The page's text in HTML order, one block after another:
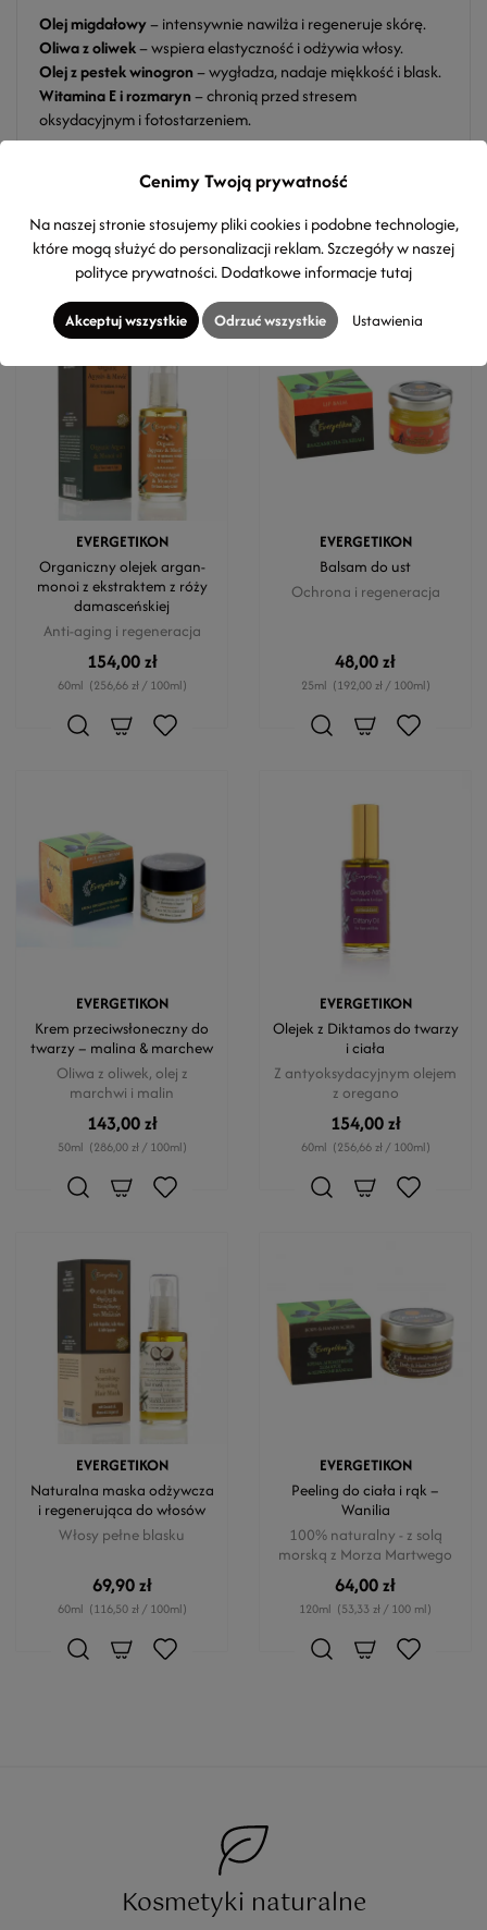
Olej migdałowy– intensywnie nawilża i regeneruje skórę.
Oliwa z oliwek– wspiera elastyczność i odżywia włosy.
Olej z pestek winogron– wygładza, nadaje miękkość i blask.
Witamina E i rozmaryn– chronią przed stresem
oksydacyjnym i fotostarzeniem.
Zobacz także
EVERGETIKON
Organiczny olejek argan-
monoi z ekstraktem z róży
damasceńskiej
Anti-aging i regeneracja
154,00 zł
60ml (256,66 zł / 100ml)
EVERGETIKON
Balsam do ust
Ochrona i regeneracja
48,00 zł
25ml (192,00 zł / 100ml)
EVERGETIKON
Krem przeciwsłoneczny do
twarzy – malina & marchew
Oliwa z oliwek, olej z
marchwi i malin
143,00 zł
50ml (286,00 zł / 100ml)
EVERGETIKON
Olejek z Diktamos do twarzy
i ciała
Z antyoksydacyjnym olejem
z oregano
154,00 zł
60ml (256,66 zł / 100ml)
EVERGETIKON
Naturalna maska odżywcza
i regenerująca do włosów
Włosy pełne blasku
69,90 zł
60ml (116,50 zł / 100ml)
EVERGETIKON
Peeling do ciała i rąk –
Wanilia
100% naturalny - z solą
morską z Morza Martwego
64,00 zł
120ml (53,33 zł / 100 ml)
Kosmetyki naturalne
Cenimy Twoją prywatność
Na naszej stronie stosujemy pliki cookies i podobne technologie,
które mogą służyć do personalizacji reklam. Szczegóły w naszej
polityce prywatności. Dodatkowe informacjetutaj
Akceptuj wszystkie Odrzuć wszystkie Ustawienia